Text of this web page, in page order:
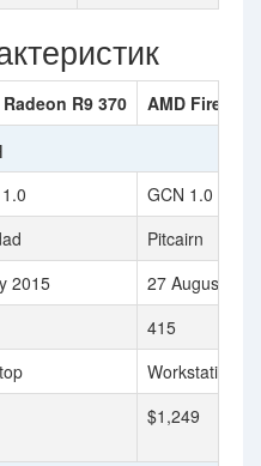
R9 370 AMD FirePro
GCN 1.0
Pitcairn
2015
27 August
415
Workstation
$1,249